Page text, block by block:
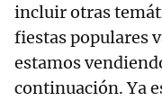
incluir otras
fiestas populares
estamos
continuación. Ya